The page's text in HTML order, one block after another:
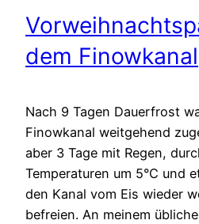
dem Finowkanal
Nach 9 Tagen Dauerfrost
Finowkanal weitgehend
aber 3 Tage mit Regen,
Temperaturen um 5°C und
den Kanal vom Eis wieder
befreien. An meinem